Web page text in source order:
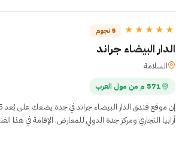
★★★★★ 5 نجوم
الدار البيضاء جراند
السلامة
571 م من مول العرب
أرابيا التجاري ومركز جدة الدولي للمعارض. الإقامة في هذا الفندق، منشأة ت